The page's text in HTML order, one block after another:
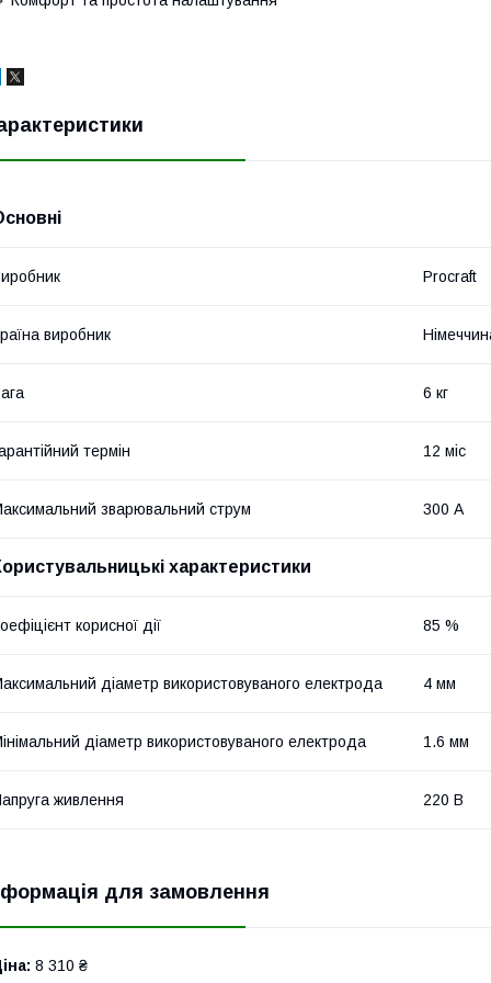
Procraft
виробник
6 кг
термін 12 міс
зварювальний струм 300 А
характеристики
корисної дії 85 %
діаметр використовуваного електрода 4 мм
діаметр використовуваного електрода 1.6 мм
живлення 220 В
для замовлення
8 310 ₴